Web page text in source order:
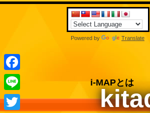
Powered by Translate
i-MAPとは
Facebook
Line